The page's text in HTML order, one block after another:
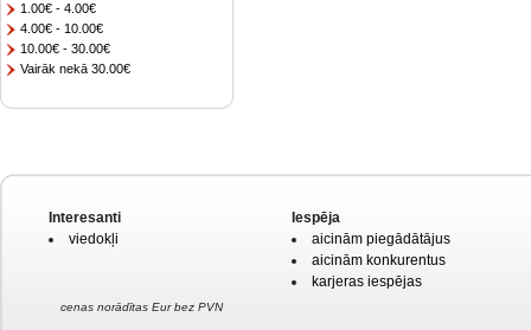
1.00€ - 4.00€
4.00€ - 10.00€
10.00€ - 30.00€
Vairāk nekā 30.00€
Interesanti
viedokļi
cenas norādītas Eur bez PVN
Iespēja
aicinām piegādātājus
aicinām konkurentus
karjeras iespējas